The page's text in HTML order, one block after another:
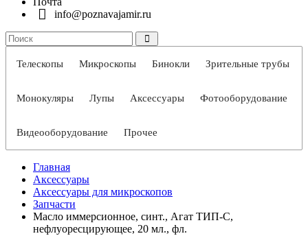
info@poznavajamir.ru
Телескопы Микроскопы Бинокли Зрительные трубы
Монокуляры Лупы Аксессуары Фотооборудование
Видеооборудование Прочее
Главная
Аксессуары
Аксессуары для микроскопов
Запчасти
Масло иммерсионное, синт., Агат ТИП-С,
нефлуоресцирующее, 20 мл., фл.